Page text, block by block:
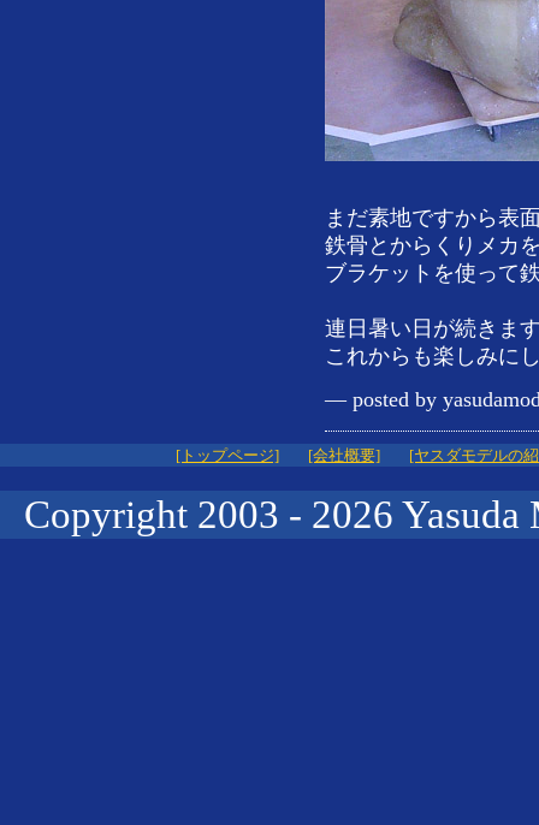
まだ素地ですから表
鉄骨とからくりメカ
ブラケットを使って
連日暑い日が続きま
これからも楽しみに
— posted by
[トップページ] [会社概要] [ヤスダモデルの
Copyright 2003 - 2026